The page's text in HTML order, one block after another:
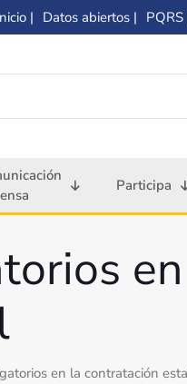
| Datos abiertos | PQRS
Participa
en la contratación